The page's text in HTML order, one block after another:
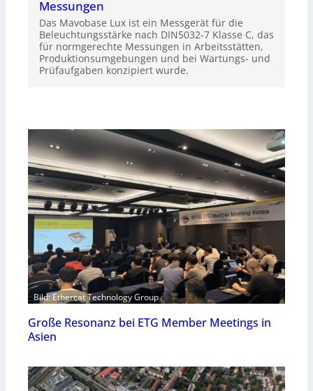
Messungen
Das Mavobase Lux ist ein Messgerät für die
Beleuchtungsstärke nach DIN5032-7 Klasse C, das
für normgerechte Messungen in Arbeitsstätten,
Produktionsumgebungen und bei Wartungs- und
Prüfaufgaben konzipiert wurde.
Bild: Ethercat Technology Group
Große Resonanz bei ETG Member Meetings in
Asien